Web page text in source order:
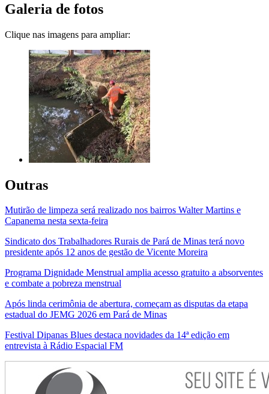
Galeria de fotos
Clique nas imagens para ampliar:
Outras
Mutirão de limpeza será realizado nos bairros Walter Martins e
Capanema nesta sexta-feira
Sindicato dos Trabalhadores Rurais de Pará de Minas terá novo
presidente após 12 anos de gestão de Vicente Moreira
Programa Dignidade Menstrual amplia acesso gratuito a absorventes
e combate a pobreza menstrual
Após linda cerimônia de abertura, começam as disputas da etapa
estadual do JEMG 2026 em Pará de Minas
Festival Dipanas Blues destaca novidades da 14ª edição em
entrevista à Rádio Espacial FM